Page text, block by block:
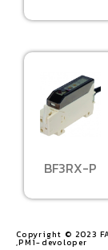
BF3RX-P
Copyright © 2023
,PM1-devoloper​